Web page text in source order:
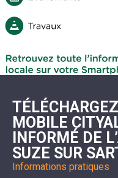
20ÈME
RÉUNIONS
CONSEIL
MUNICIPAL
DÉCISIONS
DU
MAIRE
DE
MINORITÉ
ÉCOLES
/
LE
ESPACE
JEUNES
11
ANS
ASSOCIATION
COULÉE
DOUCE
L'EAU
LA
RÉSIDENCE
AUTONOMIE
CCAS
POLICE
MUNICIPALE
SÉCURITÉ
RISQUES
MAJEURS
DE
MUSIQUE
L'ÉCOLE
COMMUNAUTAIRE
LA
PISCINE
ASSOCIATIONS
VOIE
VISITES
ET
LES
RANDONNÉES
LE
CAMPING-
CARS
TENTES
ET
CARAVANES
LA
HALTE
FLUVIALE
MOBILE
INFORMÉ DE
SUZE SUR
Informations pratiques